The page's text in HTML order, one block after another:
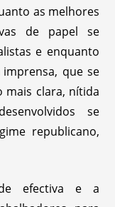
as melhores
de papel se
e enquanto
que se
clara, nítida
se
republicano,
efectiva e a